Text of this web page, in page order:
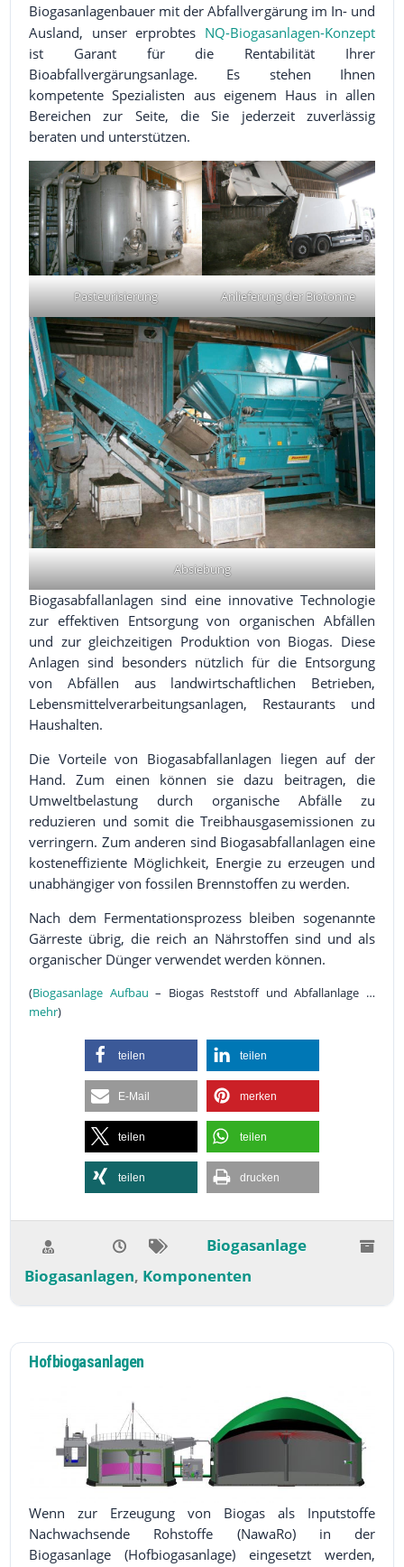
Biogasanlagenbauer mit der Abfallvergärung im In- und
Ausland, unser erprobtes NQ-Biogasanlagen-Konzept
ist Garant für die Rentabilität Ihrer
Bioabfallvergärungsanlage. Es stehen Ihnen
kompetente Spezialisten aus eigenem Haus in allen
Bereichen zur Seite, die Sie jederzeit zuverlässig
beraten und unterstützen.
Pasteurisierung Anlieferung der Biotonne
Absiebung
Biogasabfallanlagen sind eine innovative Technologie
zur effektiven Entsorgung von organischen Abfällen
und zur gleichzeitigen Produktion von Biogas. Diese
Anlagen sind besonders nützlich für die Entsorgung
von Abfällen aus landwirtschaftlichen Betrieben,
Lebensmittelverarbeitungsanlagen, Restaurants und
Haushalten.
Die Vorteile von Biogasabfallanlagen liegen auf der
Hand. Zum einen können sie dazu beitragen, die
Umweltbelastung durch organische Abfälle zu
reduzieren und somit die Treibhausgasemissionen zu
verringern. Zum anderen sind Biogasabfallanlagen eine
kosteneffiziente Möglichkeit, Energie zu erzeugen und
unabhängiger von fossilen Brennstoffen zu werden.
Nach dem Fermentationsprozess bleiben sogenannte
Gärreste übrig, die reich an Nährstoffen sind und als
organischer Dünger verwendet werden können.
(Biogasanlage Aufbau – Biogas Reststoff und Abfallanlage …
mehr)
teilen teilen
E-Mail merken
teilen teilen
teilen drucken
Biogasanlage
Biogasanlagen, Komponenten
Hofbiogasanlagen
Wenn zur Erzeugung von Biogas als Inputstoffe
Nachwachsende Rohstoffe (NawaRo) in der
Biogasanlage (Hofbiogasanlage) eingesetzt werden,